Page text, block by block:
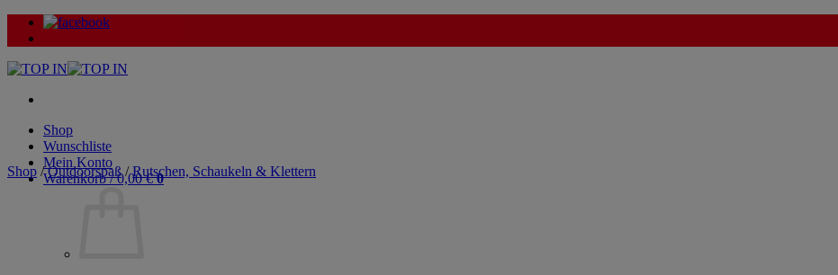
Zum
Inhalt
Shop
Wunschliste
Mein Konto
Warenkorb /0,00€ 0
Shop / Outdoorspaß / Rutschen, Schaukeln & Klettern